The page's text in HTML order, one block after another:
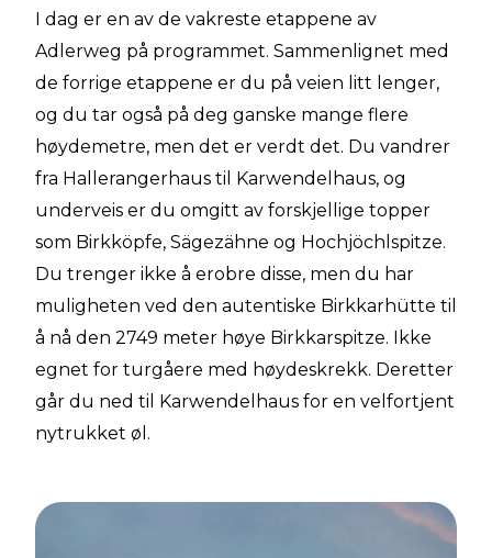
I dag er en av de vakreste etappene av
Adlerweg på programmet. Sammenlignet med
de forrige etappene er du på veien litt lenger,
og du tar også på deg ganske mange flere
høydemetre, men det er verdt det. Du vandrer
fra Hallerangerhaus til Karwendelhaus, og
underveis er du omgitt av forskjellige topper
som Birkköpfe, Sägezähne og Hochjöchlspitze.
Du trenger ikke å erobre disse, men du har
muligheten ved den autentiske Birkkarhütte til
å nå den 2749 meter høye Birkkarspitze. Ikke
egnet for turgåere med høydeskrekk. Deretter
går du ned til Karwendelhaus for en velfortjent
nytrukket øl.